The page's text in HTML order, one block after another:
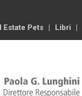
Estate Pets Libri